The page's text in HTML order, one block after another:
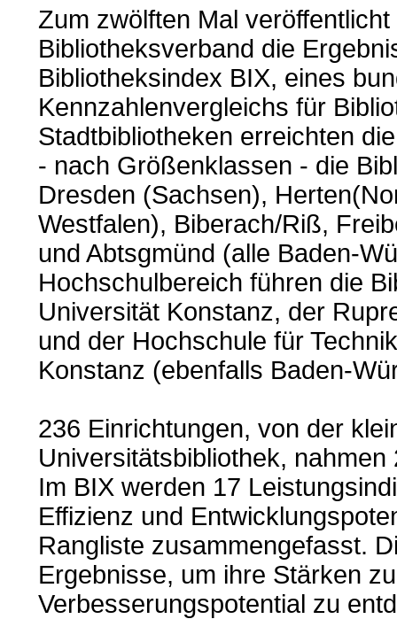
Zum zwölften Mal
Bibliotheksverband die
Bibliotheksindex BIX, eines
Kennzahlenvergleichs für
Stadtbibliotheken erreichten
- nach Größenklassen - die
Dresden (Sachsen),
Westfalen), Biberach/Riß,
und Abtsgmünd (alle Baden-
Hochschulbereich führen die
Universität Konstanz, der
und der Hochschule für
Konstanz (ebenfalls Baden-
236 Einrichtungen, von der
Universitätsbibliothek,
Im BIX werden 17
Effizienz und
Rangliste zusammengefasst.
Ergebnisse, um ihre Stärken
Verbesserungspotential zu